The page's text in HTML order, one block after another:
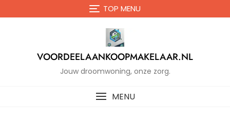
de
TOP MENU
VOORDEELAANKOOPMAKELAAR.NL
Jouw droomwoning, onze zorg.
MENU